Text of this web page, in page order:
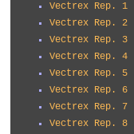
Vectrex Rep. 1
Vectrex Rep. 2
Vectrex Rep. 3
Vectrex Rep. 4
Vectrex Rep. 5
Vectrex Rep. 6
Vectrex Rep. 7
Vectrex Rep. 8